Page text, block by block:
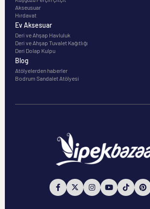
Akseusuar
Hırdavat
Ev Aksesuar
Deri ve Ahşap Havluluk
Deri ve Ahşap Tuvalet Kağıtlığı
Deri Dolap Kulpu
Blog
Atölyelerden haberler
Bodrum Sandalet Atölyesi